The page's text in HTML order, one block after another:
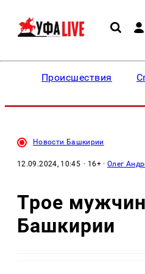
Происшествия
Новости Башкирии
12.09.2024, 10:45 · 16+ ·Олег
Трое
Башкирии